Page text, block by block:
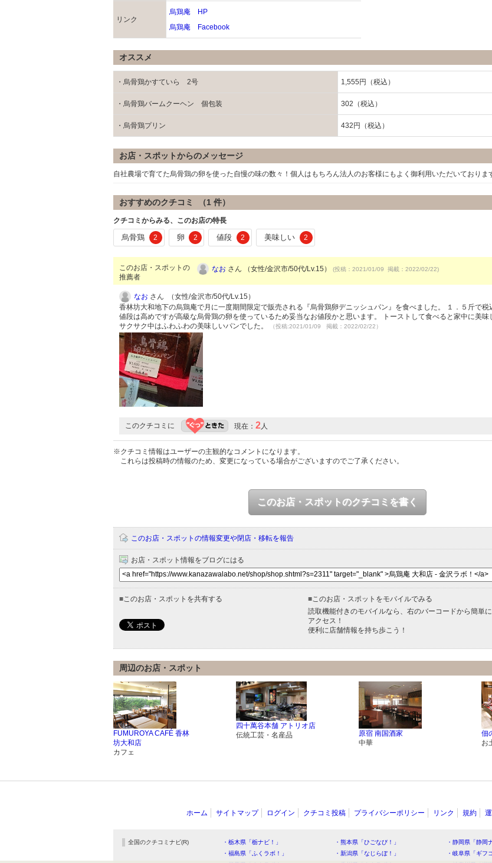
リンク
烏鶏庵 HP
烏鶏庵 Facebook
オススメ
・烏骨鶏かすていら 2号 1,555円（税込）
・烏骨鶏バームクーヘン 個包装 302（税込）
・烏骨鶏プリン 432円（税込）
お店・スポットからのメッセージ
自社農場で育てた烏骨鶏の卵を使った自慢の味の数々！個人はもちろん法人のお客様にもよく御利用いただいておりま
おすすめのクチコミ （1 件）
クチコミからみる、このお店の特長
烏骨鶏 2 卵 2 値段 2 美味しい 2
このお店・スポットの
推薦者
なお さん （女性/金沢市/50代/Lv.15） (投稿：2021/01/09 掲載：2022/02/22)
なお さん （女性/金沢市/50代/Lv.15）
香林坊大和地下の烏鶏庵で月に一度期間限定で販売される『烏骨鶏卵デニッシュパン』を食べました。 １．５斤で税
値段は高めですが高級な烏骨鶏の卵を使っているため妥当なお値段かと思います。 トーストして食べると家中に美味
サクサク中はふわふわの美味しいパンでした。
（投稿:2021/01/09 掲載：2022/02/22）
このクチコミに 現在： 2 人
※クチコミ情報はユーザーの主観的なコメントになります。
これらは投稿時の情報のため、変更になっている場合がございますのでご了承ください。
このお店・スポットのクチコミを書く
このお店・スポットの情報変更や閉店・移転を報告
お店・スポット情報をブログにはる
■ このお店・スポットを共有する ■ このお店・スポットをモバイルでみる
読取機能付きのモバイルなら、右のバーコードから簡単に
アクセス！
便利に店舗情報を持ち歩こう！
周辺のお店・スポット
FUMUROYA CAFÉ 香林
坊大和店
カフェ
四十萬谷本舗 アトリオ店
伝統工芸・名産品
原宿 南国酒家
中華
佃
お
ホーム サイトマップ ログイン クチコミ投稿 プライバシーポリシー リンク 規約
全国のクチコミナビ(R) ・栃木県「栃ナビ！」 ・熊本県「ひごなび！」 ・静岡県「静岡
・福島県「ふくラボ！」
・新潟県「なじらぼ！」 ・岐阜県「ギフ